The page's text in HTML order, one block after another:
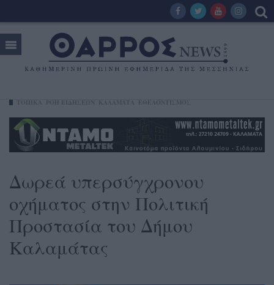
Δωρεά υπερσύγχρονου
οχήματος στην Πολιτική
Προστασία του Δήμου
Καλαμάτας